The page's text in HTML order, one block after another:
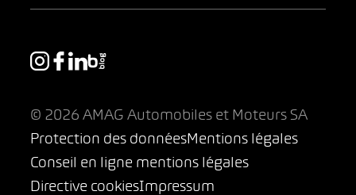
© 2026 AMAG Automobiles et Moteurs SA
Protection des donnéesMentions légales
Conseil en ligne mentions légales
Directive cookiesImpressum